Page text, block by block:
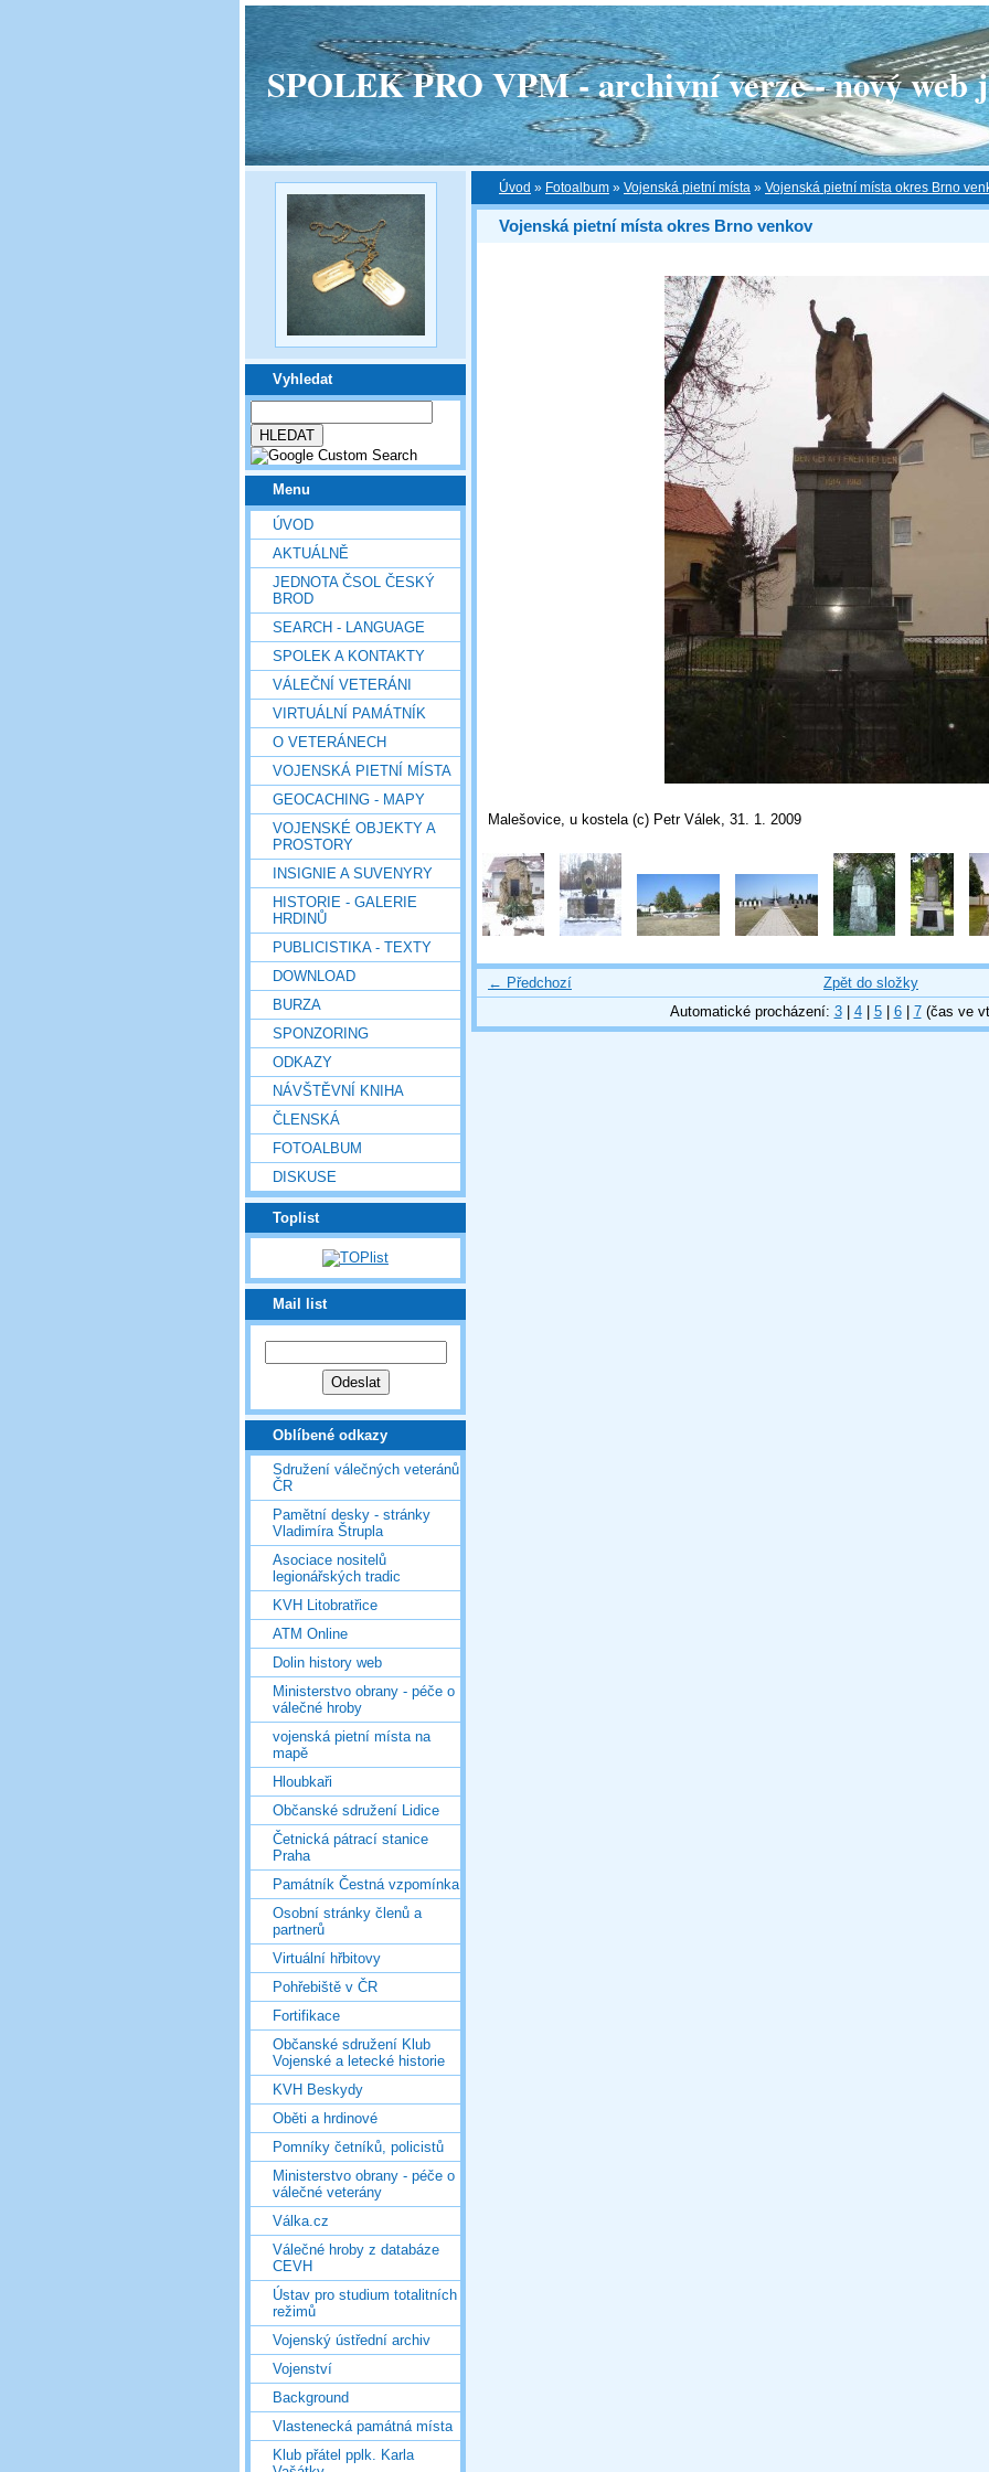
SPOLEK PRO VPM - archivní verze - nový web
Vyhledat
Menu
ÚVOD
AKTUÁLNĚ
JEDNOTA ČSOL ČESKÝ
BROD
SEARCH - LANGUAGE
SPOLEK A KONTAKTY
VÁLEČNÍ VETERÁNI
VIRTUÁLNÍ PAMÁTNÍK
O VETERÁNECH
VOJENSKÁ PIETNÍ MÍSTA
GEOCACHING - MAPY
VOJENSKÉ OBJEKTY A
PROSTORY
INSIGNIE A SUVENYRY
HISTORIE - GALERIE
HRDINŮ
PUBLICISTIKA - TEXTY
DOWNLOAD
BURZA
SPONZORING
ODKAZY
NÁVŠTĚVNÍ KNIHA
ČLENSKÁ
FOTOALBUM
DISKUSE
Toplist
Mail list
Oblíbené odkazy
Sdružení válečných veteránů
ČR
Pamětní desky - stránky
Vladimíra Štrupla
Asociace nositelů
legionářských tradic
KVH Litobratřice
ATM Online
Dolin history web
Ministerstvo obrany - péče o
válečné hroby
vojenská pietní místa na
mapě
Hloubkaři
Občanské sdružení Lidice
Četnická pátrací stanice
Praha
Památník Čestná vzpomínka
Osobní stránky členů a
partnerů
Virtuální hřbitovy
Pohřebiště v ČR
Fortifikace
Občanské sdružení Klub
Vojenské a letecké historie
KVH Beskydy
Oběti a hrdinové
Pomníky četníků, policistů
Ministerstvo obrany - péče o
válečné veterány
Válka.cz
Válečné hroby z databáze
CEVH
Ústav pro studium totalitních
režimů
Vojenský ústřední archiv
Vojenství
Background
Vlastenecká památná místa
Klub přátel pplk. Karla
Úvod » Fotoalbum » Vojenská pietní místa » Vojenská pietní místa okres Brno
Vojenská pietní místa okres Brno venkov
Malešovice, u kostela (c) Petr Válek, 31. 1. 2009
← Předchozí
Zpět do složky
Automatické procházení: 3| 4| 5| 6| 7(čas ve